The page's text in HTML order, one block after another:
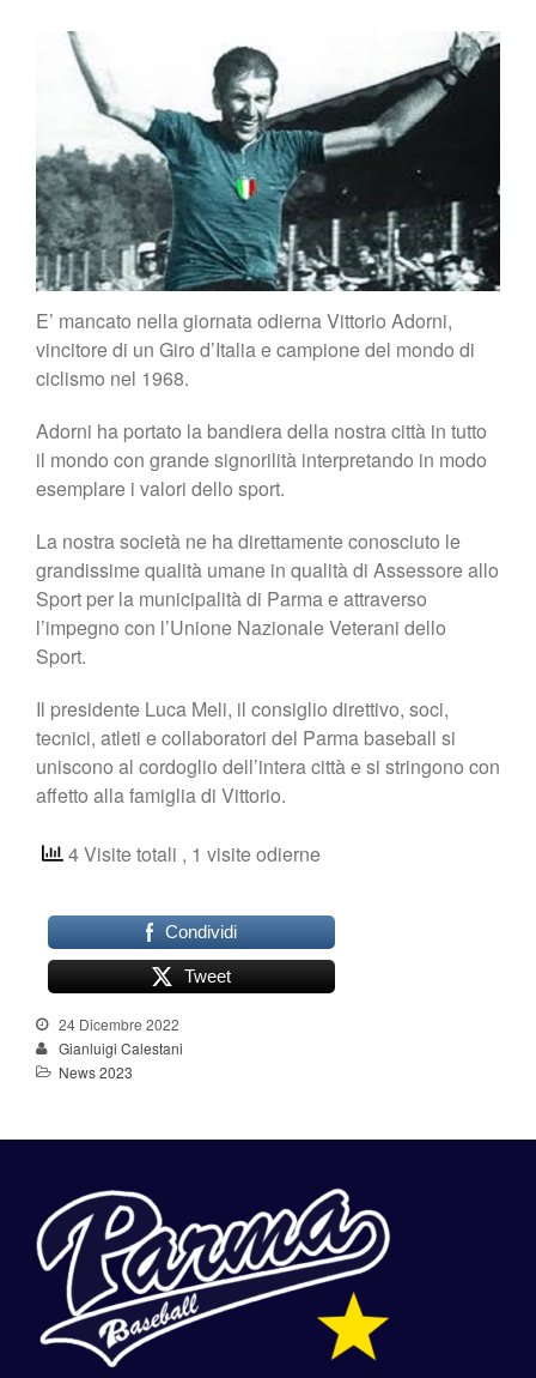
E’ mancato nella giornata odierna Vittorio Adorni,
vincitore di un Giro d’Italia e campione del mondo di
ciclismo nel 1968.
Adorni ha portato la bandiera della nostra città in tutto
il mondo con grande signorilità interpretando in modo
esemplare i valori dello sport.
La nostra società ne ha direttamente conosciuto le
grandissime qualità umane in qualità di Assessore allo
Sport per la municipalità di Parma e attraverso
l’impegno con l’Unione Nazionale Veterani dello
Sport.
Il presidente Luca Meli, il consiglio direttivo, soci,
tecnici, atleti e collaboratori del Parma baseball si
uniscono al cordoglio dell’intera città e si stringono con
affetto alla famiglia di Vittorio.
4 Visite totali , 1 visite odierne
Condividi
Tweet
24 Dicembre 2022
Gianluigi Calestani
News 2023